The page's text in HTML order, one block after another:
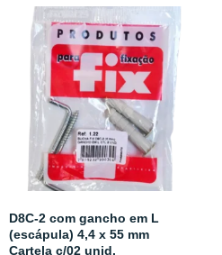
D8C-2 com gancho em L
(escápula) 4,4 x 55 mm
Cartela c/02 unid.